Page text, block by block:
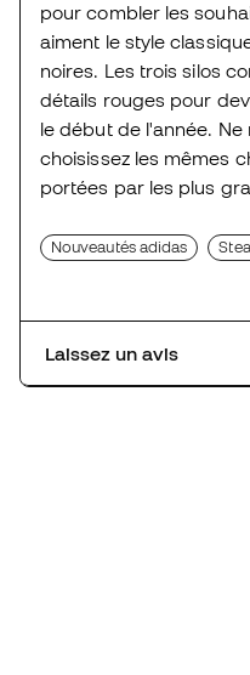
pour combler les
aiment le style
noires. Les trois silos
détails rouges pour
le début de l'année.
choisissez les mêmes
portées par les plus
Nouveautés adidas
Laissez un avis